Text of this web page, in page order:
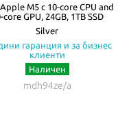
NovMak.comимат
на гаранционно
Provider (официални
M5 с 10-core CPU and
core GPU, 24GB, 1TB SSD
Silver
гаранция и за бизнес
клиенти
Наличен
mdh94ze/a